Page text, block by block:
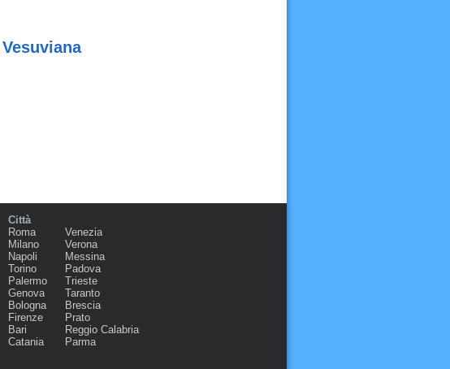
Città
Roma
Milano
Napoli
Torino
Palermo
Genova
Bologna
Firenze
Bari
Catania
Venezia
Verona
Messina
Padova
Trieste
Taranto
Brescia
Prato
Reggio Calabria
Parma